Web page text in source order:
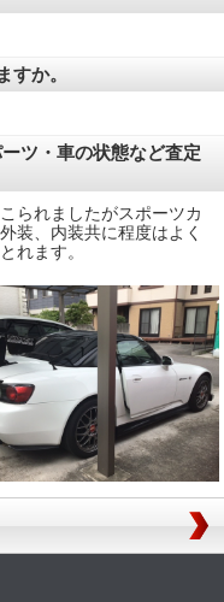
すか。
ツ・車の状態など査定
られましたがスポーツカ
装、内装共に程度はよく
れます。